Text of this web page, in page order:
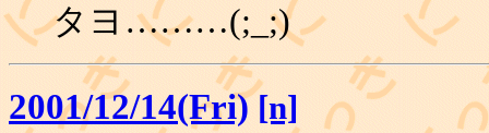
タヨ………(;_;)
2001/12/14(Fri) [n]